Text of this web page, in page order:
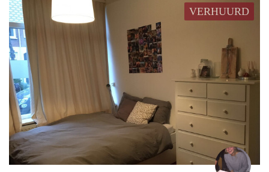
VERHUURD